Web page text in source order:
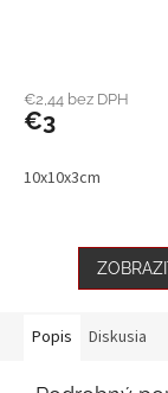
€2,44 bez DPH
€3
10x10x3cm
Popis Diskusia